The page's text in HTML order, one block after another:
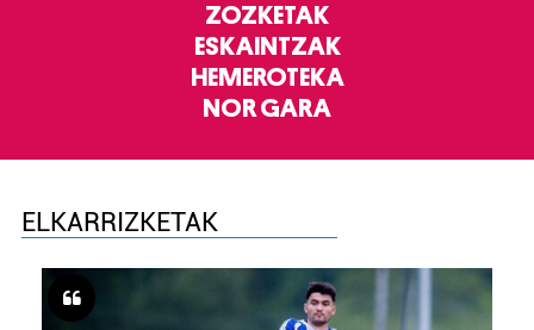
ZOZKETAK
ESKAINTZAK
HEMEROTEKA
NOR GARA
ELKARRIZKETAK